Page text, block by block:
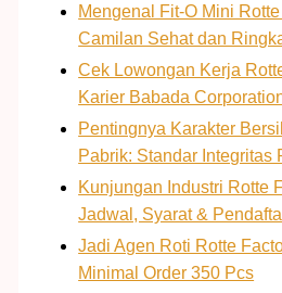
Mengenal Fit-O Mini
Camilan Sehat dan
Cek Lowongan Kerja
Karier Babada
Pentingnya Karakter
Pabrik: Standar Integritas
Kunjungan Industri Rotte
Jadwal, Syarat &
Jadi Agen Roti Rotte
Minimal Order 350 Pcs